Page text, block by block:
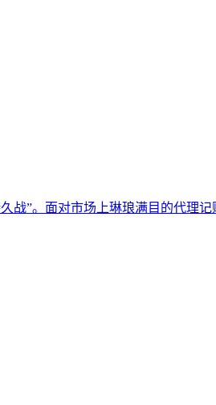
战”。面对市场上琳琅满目的代理